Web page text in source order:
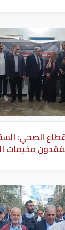
summary
characters)
الصحي:
مخيمات
summary